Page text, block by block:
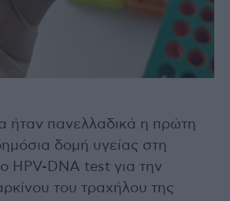
ήταν πανελλαδικά η πρώτη
δομή υγείας στη
HPV-DNA test για την
του τραχήλου της